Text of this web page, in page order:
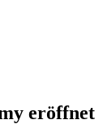
eröffnet